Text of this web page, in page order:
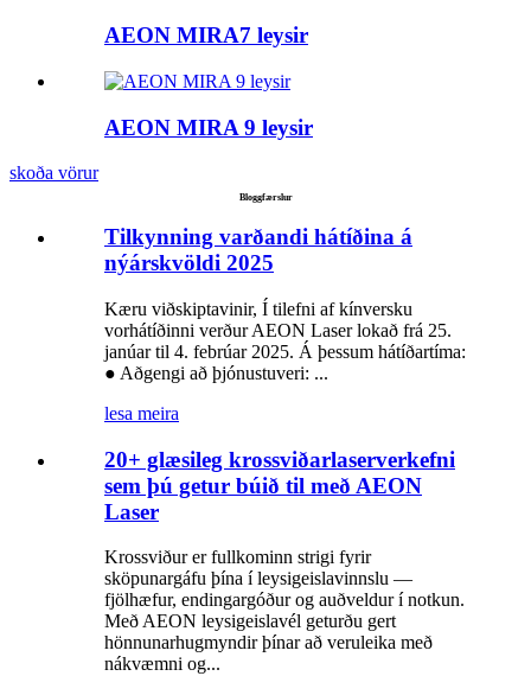
AEON MIRA7 leysir
AEON MIRA 9 leysir
skoða vörur
Bloggfærslur
Tilkynning varðandi hátíðina á
nýárskvöldi 2025
Kæru viðskiptavinir, Í tilefni af kínversku
vorhátíðinni verður AEON Laser lokað frá 25.
janúar til 4. febrúar 2025. Á þessum hátíðartíma:
● Aðgengi að þjónustuveri: ...
lesa meira
20+ glæsileg krossviðarlaserverkefni
sem þú getur búið til með AEON
Laser
Krossviður er fullkominn strigi fyrir
sköpunargáfu þína í leysigeislavinnslu —
fjölhæfur, endingargóður og auðveldur í notkun.
Með AEON leysigeislavél geturðu gert
hönnunarhugmyndir þínar að veruleika með
nákvæmni og...